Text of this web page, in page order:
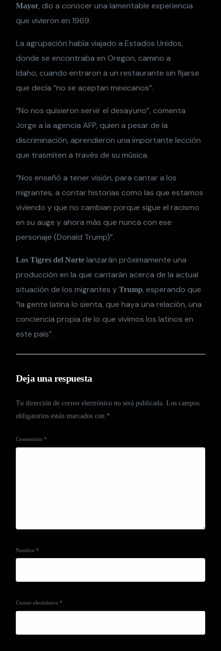
Mayor, dio a conocer una lamentable experiencia
que vivieron en 1969.
La agrupación había viajado a Estados Unidos,
donde se encontraba en Oregon, camino a
Idaho, cuando entraron a un restaurante sin fijarse
que decía “no se aceptan mexicanos”.
“No nos quisieron servir el desayuno”, comenta
Jorge a la agencia AFP, quien a pesar de la
discriminación, aprendieron una importante lección
que trasmiten a través de su música.
“Nos enseñó a tener visión, para cantar a los
migrantes, a contar historias como las que estamos
viviendo y que no cambian porque sigue el racismo
en su auge y ahora más que nunca con ese
personaje (Donald Trump)”.
Los Tigres del Nortelanzarán próximamente una
producción en la que cantarán acerca de la actual
situación de los migrantes yTrump, esperando que
“la gente latina lo sienta, que haya una relación, una
conciencia propia de lo que vivimos los latinos en
este país”.
Deja una respuesta
Tu dirección de correo electrónico no será publicada. Los campos
obligatorios están marcados con *
Comentario*
Nombre*
Correo electrónico*